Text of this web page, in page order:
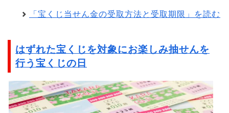
「宝くじ当せん金の受取方法と受取期限」を読む
はずれた宝くじを対象にお楽しみ抽せんを
行う宝くじの日